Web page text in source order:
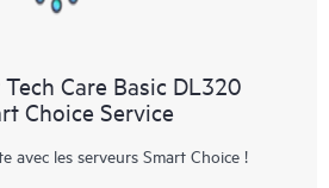
Tech Care Basic DL320
Choice Service
avec les serveurs Smart Choice !